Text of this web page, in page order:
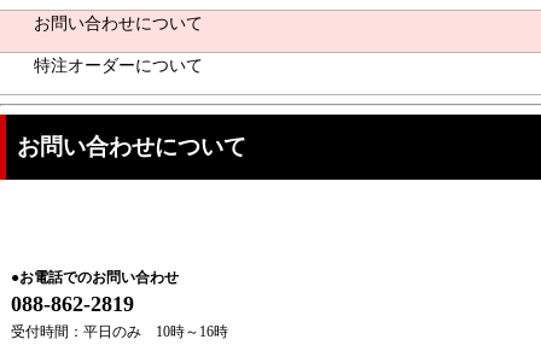
お問い合わせについて
特注オーダーについて
お問い合わせについて
●お電話でのお問い合わせ
088-862-2819
受付時間：平日のみ 10時～16時